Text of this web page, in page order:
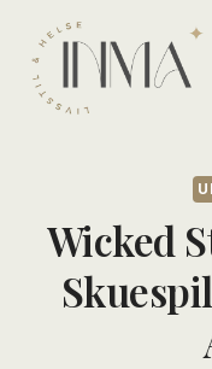
content
Wicked